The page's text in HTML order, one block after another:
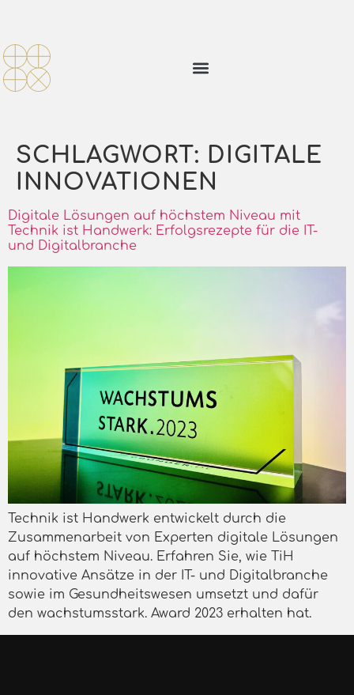
SCHLAGWORT: DIGITALE
INNOVATIONEN
Digitale Lösungen auf höchstem Niveau mit
Technik ist Handwerk: Erfolgsrezepte für die IT-
und Digitalbranche
Technik ist Handwerk entwickelt durch die
Zusammenarbeit von Experten digitale Lösungen
auf höchstem Niveau. Erfahren Sie, wie TiH
innovative Ansätze in der IT- und Digitalbranche
sowie im Gesundheitswesen umsetzt und dafür
den wachstumsstark. Award 2023 erhalten hat.